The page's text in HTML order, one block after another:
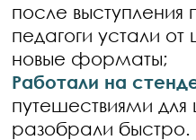
после выступления
педагоги устали
новые форматы;
Работали на
путешествиями для
разобрали